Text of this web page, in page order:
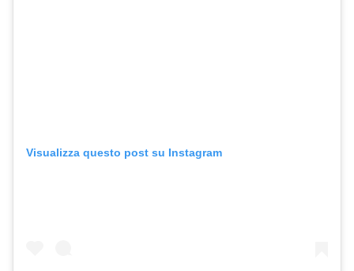
Visualizza questo post su Instagram